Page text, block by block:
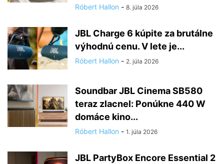
Róbert Hallon - 8. júla 2026
JBL Charge 6 kúpite za brutálne
výhodnú cenu. V lete je...
Róbert Hallon - 2. júla 2026
Soundbar JBL Cinema SB580
teraz zlacnel: Ponúkne 440 W
domáce kino...
Róbert Hallon - 1. júla 2026
JBL PartyBox Encore Essential 2